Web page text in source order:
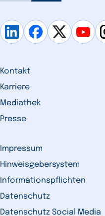
Kontakt
Karriere
Mediathek
Presse
Impressum
Hinweisgebersystem
Informationspflichten
Datenschutz
Datenschutz Social Media